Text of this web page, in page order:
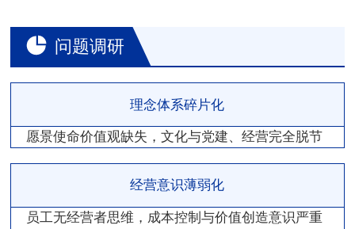
问题调研
理念体系碎片化
愿景使命价值观缺失，文化与党建、经营完全脱节
经营意识薄弱化
员工无经营者思维，成本控制与价值创造意识严重